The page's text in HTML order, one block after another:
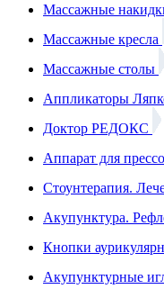
Массажные
Массажные кресла
Массажные столы
Аппликаторы
Доктор РЕДОКС
Аппарат для
Стоунтерапия.
Акупунктура.
Кнопки
Акупунктурные